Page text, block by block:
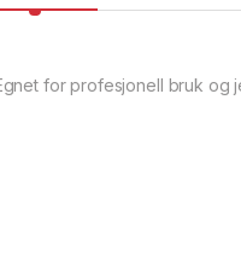
for profesjonell bruk og